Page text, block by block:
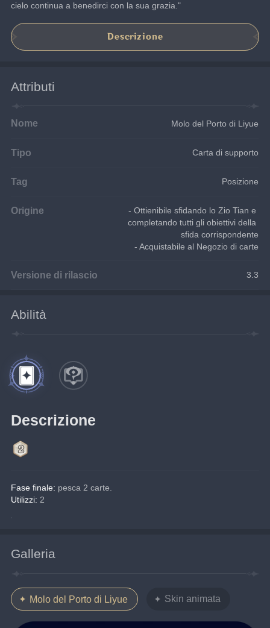
cielo continua a benedirci con la sua grazia."
Descrizione
Attributi
Nome Molo del Porto di Liyue
Tipo Carta di supporto
Tag Posizione
Origine
- Ottienibile sfidando lo Zio Tian e
completando tutti gli obiettivi della
sfida corrispondente
- Acquistabile al Negozio di carte
Versione di rilascio 3.3
Abilità
Descrizione
Fase finale: pesca 2 carte.
Utilizzi: 2
Galleria
Molo del Porto di Liyue Skin animata